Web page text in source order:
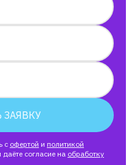
ЗАЯВКУ
с офертой и политикой
даёте согласие на обработку